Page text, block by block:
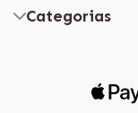
Categorias